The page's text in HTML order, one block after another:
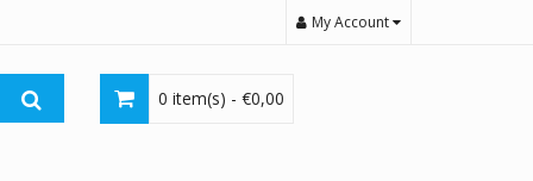
My Account
0 item(s) - €0,00